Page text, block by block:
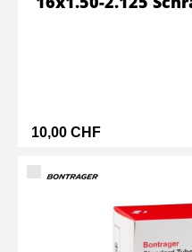
10,00 CHF